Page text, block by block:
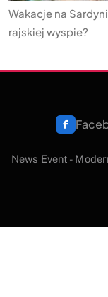
Wakacje na
rajskiej wyspie?
News Event -